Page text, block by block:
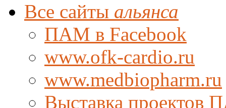
Все сайты альянса
ПАМ в Facebook
www.ofk-cardio.ru
www.medbiopharm.ru
Выставка проектов